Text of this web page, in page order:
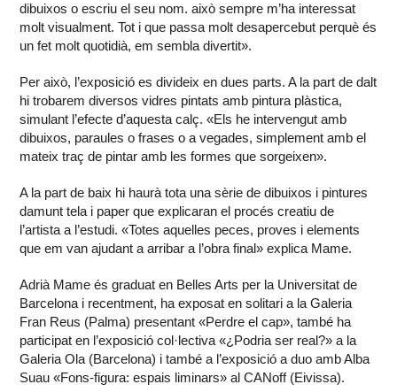
dibuixos o escriu el seu nom. això sempre m’ha interessat
molt visualment. Tot i que passa molt desapercebut perquè és
un fet molt quotidià, em sembla divertit».
Per això, l’exposició es divideix en dues parts. A la part de dalt
hi trobarem diversos vidres pintats amb pintura plàstica,
simulant l’efecte d’aquesta calç. «Els he intervengut amb
dibuixos, paraules o frases o a vegades, simplement amb el
mateix traç de pintar amb les formes que sorgeixen».
A la part de baix hi haurà tota una sèrie de dibuixos i pintures
damunt tela i paper que explicaran el procés creatiu de
l’artista a l’estudi. «Totes aquelles peces, proves i elements
que em van ajudant a arribar a l’obra final» explica Mame.
Adrià Mame és graduat en Belles Arts per la Universitat de
Barcelona i recentment, ha exposat en solitari a la Galeria
Fran Reus (Palma) presentant «Perdre el cap», també ha
participat en l’exposició col·lectiva «¿Podria ser real?» a la
Galeria Ola (Barcelona) i també a l’exposició a duo amb Alba
Suau «Fons-figura: espais liminars» al CANoff (Eivissa).